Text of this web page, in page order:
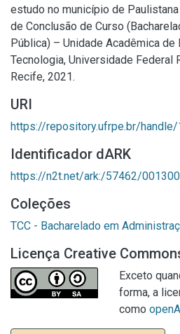
estudo no município de
de Conclusão de Curso
Pública) – Unidade Acadêmica de
Tecnologia, Universidade Federal
Recife, 2021.
URI
https://repository.ufrpe.br/
Identificador dARK
https://n2t.net/ark:/57462/
Coleções
TCC - Bacharelado em
Licença Creative
Exceto
forma, a
como